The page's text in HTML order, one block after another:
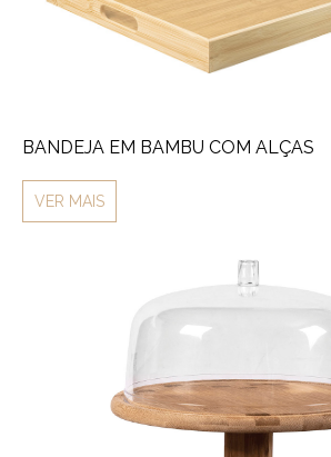
BANDEJA EM BAMBU COM ALÇAS
VER MAIS